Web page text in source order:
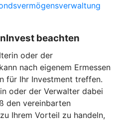
beachten
oder der
nach eigenem Ermessen
für Ihr Investment treffen.
oder der Verwalter dabei
den vereinbarten
Ihrem Vorteil zu handeln,